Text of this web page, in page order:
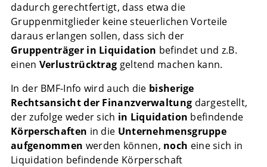
dadurch gerechtfertigt, dass etwa die
Gruppenmitglieder keine steuerlichen Vorteile
daraus erlangen sollen, dass sich der
Gruppenträger in Liquidation befindet und z.B.
einen Verlustrücktrag geltend machen kann.
In der BMF-Info wird auch die bisherige
Rechtsansicht der Finanzverwaltung dargestellt,
der zufolge weder sich in Liquidation befindende
Körperschaften in die Unternehmensgruppe
aufgenommen werden können, noch eine sich in
Liquidation befindende Körperschaft